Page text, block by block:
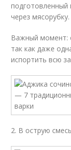
подготовленный
через мясорубку.
Важный момент:
так как даже
испортить всю
2. В острую